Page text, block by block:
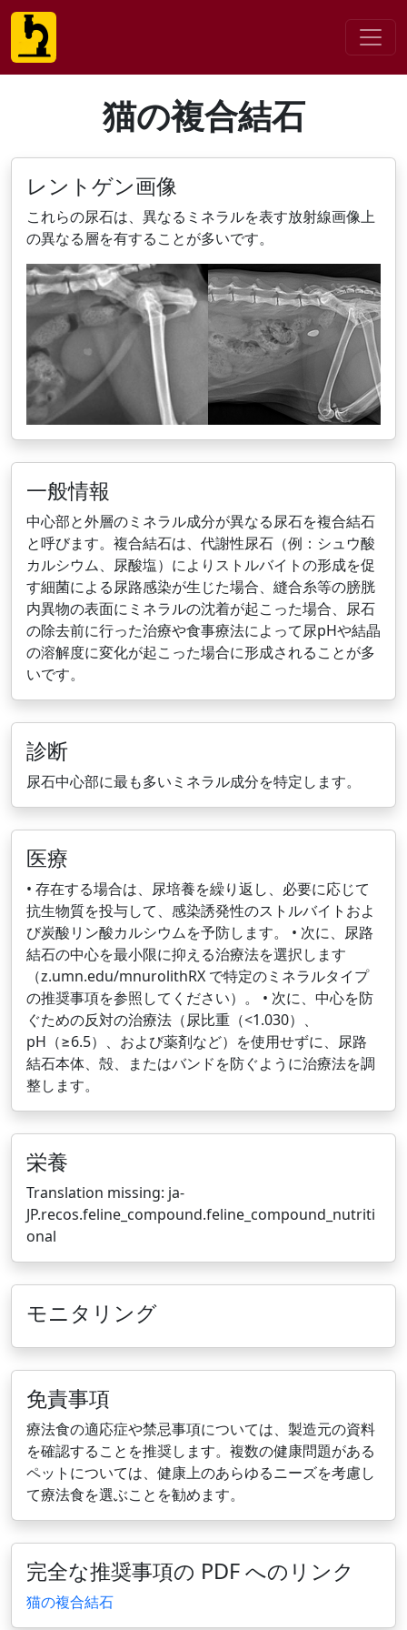
猫の複合結石
レントゲン画像
これらの尿石は、異なるミネラルを表す放射線画像上
の異なる層を有することが多いです。
一般情報
中心部と外層のミネラル成分が異なる尿石を複合結石
と呼びます。複合結石は、代謝性尿石（例：シュウ酸
カルシウム、尿酸塩）によりストルバイトの形成を促
す細菌による尿路感染が生じた場合、縫合糸等の膀胱
内異物の表面にミネラルの沈着が起こった場合、尿石
の除去前に行った治療や食事療法によって尿pHや結晶
の溶解度に変化が起こった場合に形成されることが多
いです。
診断
尿石中心部に最も多いミネラル成分を特定します。
医療
• 存在する場合は、尿培養を繰り返し、必要に応じて
抗生物質を投与して、感染誘発性のストルバイトおよ
び炭酸リン酸カルシウムを予防します。 • 次に、尿路
結石の中心を最小限に抑える治療法を選択します
（z.umn.edu/mnurolithRX で特定のミネラルタイプ
の推奨事項を参照してください）。 • 次に、中心を防
ぐための反対の治療法（尿比重（<1.030）、
pH（≥6.5）、および薬剤など）を使用せずに、尿路
結石本体、殻、またはバンドを防ぐように治療法を調
整します。
栄養
Translation missing: ja-
JP.recos.feline_compound.feline_compound_nutriti
onal
モニタリング
免責事項
療法食の適応症や禁忌事項については、製造元の資料
を確認することを推奨します。複数の健康問題がある
ペットについては、健康上のあらゆるニーズを考慮し
て療法食を選ぶことを勧めます。
完全な推奨事項の PDF へのリンク
猫の複合結石